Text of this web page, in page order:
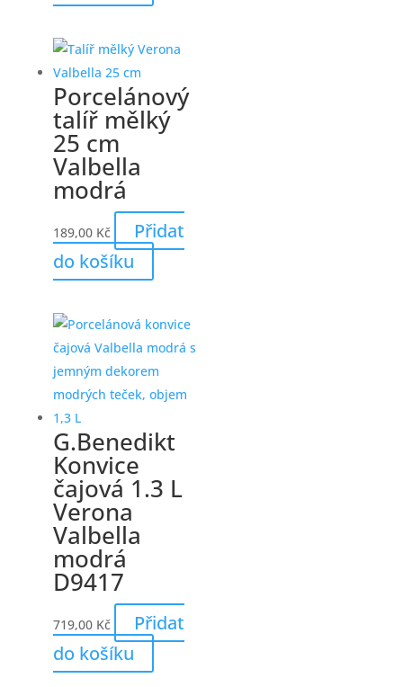
Porcelánový
talíř mělký
25 cm
Valbella
modrá
189,00 Kč
Přidat
do košíku
G.Benedikt
Konvice
čajová 1.3 L
Verona
Valbella
modrá
D9417
719,00 Kč
Přidat
do košíku